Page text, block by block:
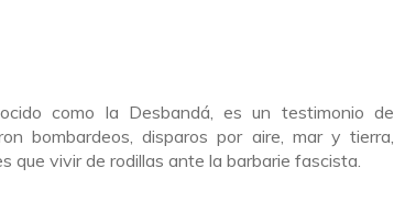
como la Desbandá, es un testimonio de
bombardeos, disparos por aire, mar y tierra,
que vivir de rodillas ante la barbarie fascista.